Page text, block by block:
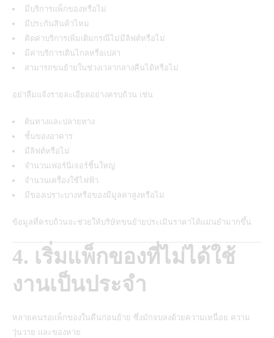
มีบริการแพ็กของหรือไม่
มีประกันสินค้าไหม
คิดค่าบริการเพิ่มเติมกรณีไม่มีลิฟต์หรือไม่
มีค่าบริการเดินไกลหรือเปล่า
สามารถขนย้ายในช่วงเวลากลางคืนได้หรือไม่
อย่าลืมแจ้งรายละเอียดอย่างครบถ้วน เช่น
ต้นทางและปลายทาง
ชั้นของอาคาร
มีลิฟต์หรือไม่
จำนวนเฟอร์นิเจอร์ชิ้นใหญ่
จำนวนเครื่องใช้ไฟฟ้า
มีของเปราะบางหรือของมีมูลค่าสูงหรือไม่
ข้อมูลที่ครบถ้วนจะช่วยให้บริษัทขนย้ายประเมินราคาได้แม่นยำมากขึ้น
4. เริ่มแพ็กของที่ไม่ได้ใช้
งานเป็นประจำ
หลายคนรอแพ็กของในคืนก่อนย้าย ซึ่งมักจบลงด้วยความเหนื่อย ความ
วุ่นวาย และของหาย